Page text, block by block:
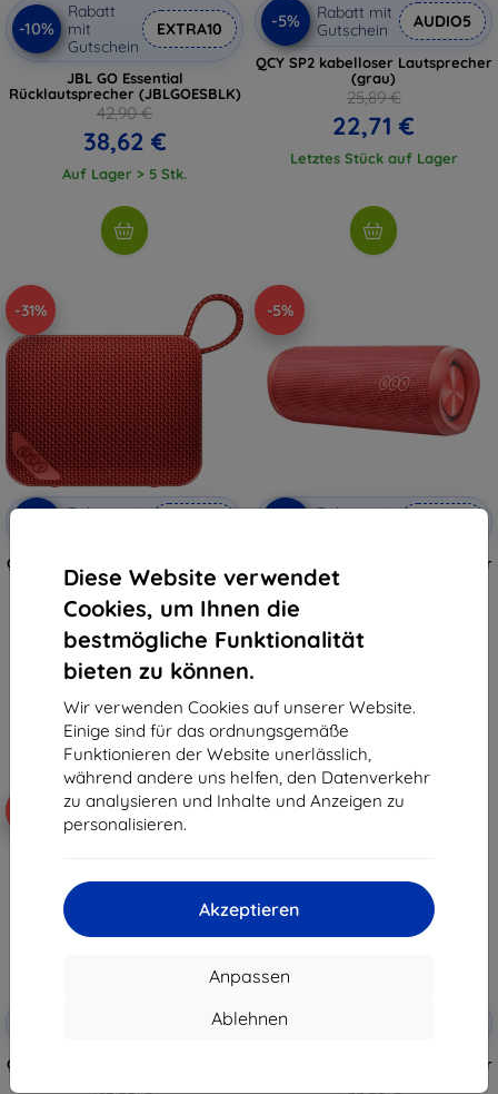
Diese Website verwendet
Cookies, um Ihnen die
bestmögliche Funktionalität
bieten zu können.
Wir verwenden Cookies auf unserer Website.
Einige sind für das ordnungsgemäße
Funktionieren der Website unerlässlich,
während andere uns helfen, den Datenverkehr
zu analysieren und Inhalte und Anzeigen zu
personalisieren.
Akzeptieren
Anpassen
Ablehnen
-10%
Rabatt
mit
Gutschein
EXTRA10
JBL GO Essential
Rücklautsprecher (JBLGOESBLK)
42,90 €
38,62 €
Auf Lager > 5 Stk.
-5%
Rabatt mit
Gutschein
AUDIO5
QCY SP2 kabelloser Lautsprecher
(grau)
25,89 €
22,71 €
Letztes Stück auf Lager
-31%
Rabatt mit
QCY SP2 kabelloser Lautsprecher
(rot)
25,89 €
17,96 €
Letztes Stück auf Lager
-5%
Rabatt mit
QCY SP7 kabelloser Lautsprecher
55,01 €
AUDIO5
QCY SP7 kabelloser Lautsprecher
-5%
-5%
QCY SP7 kabelloser Lautsprecher